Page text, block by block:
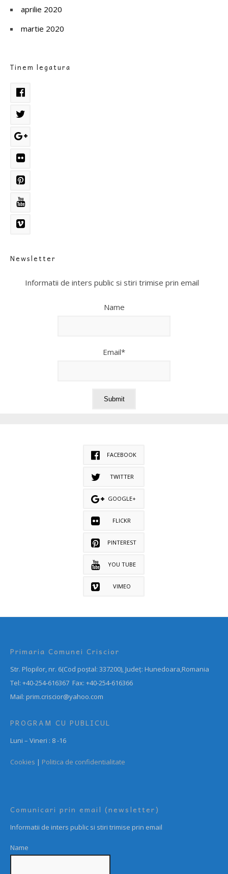
aprilie 2020
martie 2020
Tinem legatura
Newsletter
Informatii de inters public si stiri trimise prin email
Name
Email*
FACEBOOK
TWITTER
GOOGLE+
FLICKR
PINTEREST
YOU TUBE
VIMEO
Primaria Comunei Criscior
Str. Plopilor, nr. 6(Cod poștal: 337200), Județ: Hunedoara,Romania
Tel: +40-254-616367 Fax: +40-254-616366
Mail: prim.criscior@yahoo.com
PROGRAM CU PUBLICUL
Luni – Vineri : 8 -16
Cookies | Politica de confidentialitate
Comunicari prin email (newsletter)
Informatii de inters public si stiri trimise prin email
Name